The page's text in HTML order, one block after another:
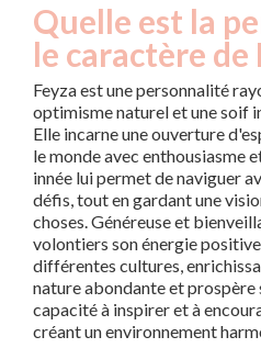
Quelle est la
le caractère de
Feyza est une personnalité
optimisme naturel et une soif
Elle incarne une ouverture
le monde avec enthousiasme
innée lui permet de naviguer
défis, tout en gardant une
choses. Généreuse et
volontiers son énergie
différentes cultures,
nature abondante et prospère
capacité à inspirer et à
créant un environnement